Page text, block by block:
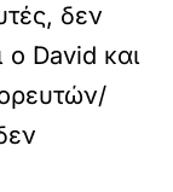
δεν
ο David και